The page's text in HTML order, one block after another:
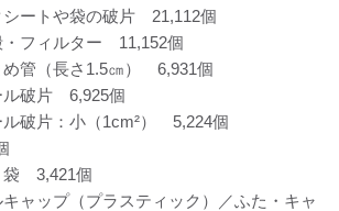
ートや袋の破片 21,112個
フィルター 11,152個
管（長さ1.5㎝） 6,931個
破片 6,925個
破片：小（1cm²） 5,224個
3,421個
ャップ（プラスティック）／ふた・キャ